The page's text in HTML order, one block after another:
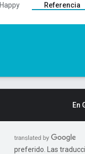
Happy Referencia
En
preferido. Las